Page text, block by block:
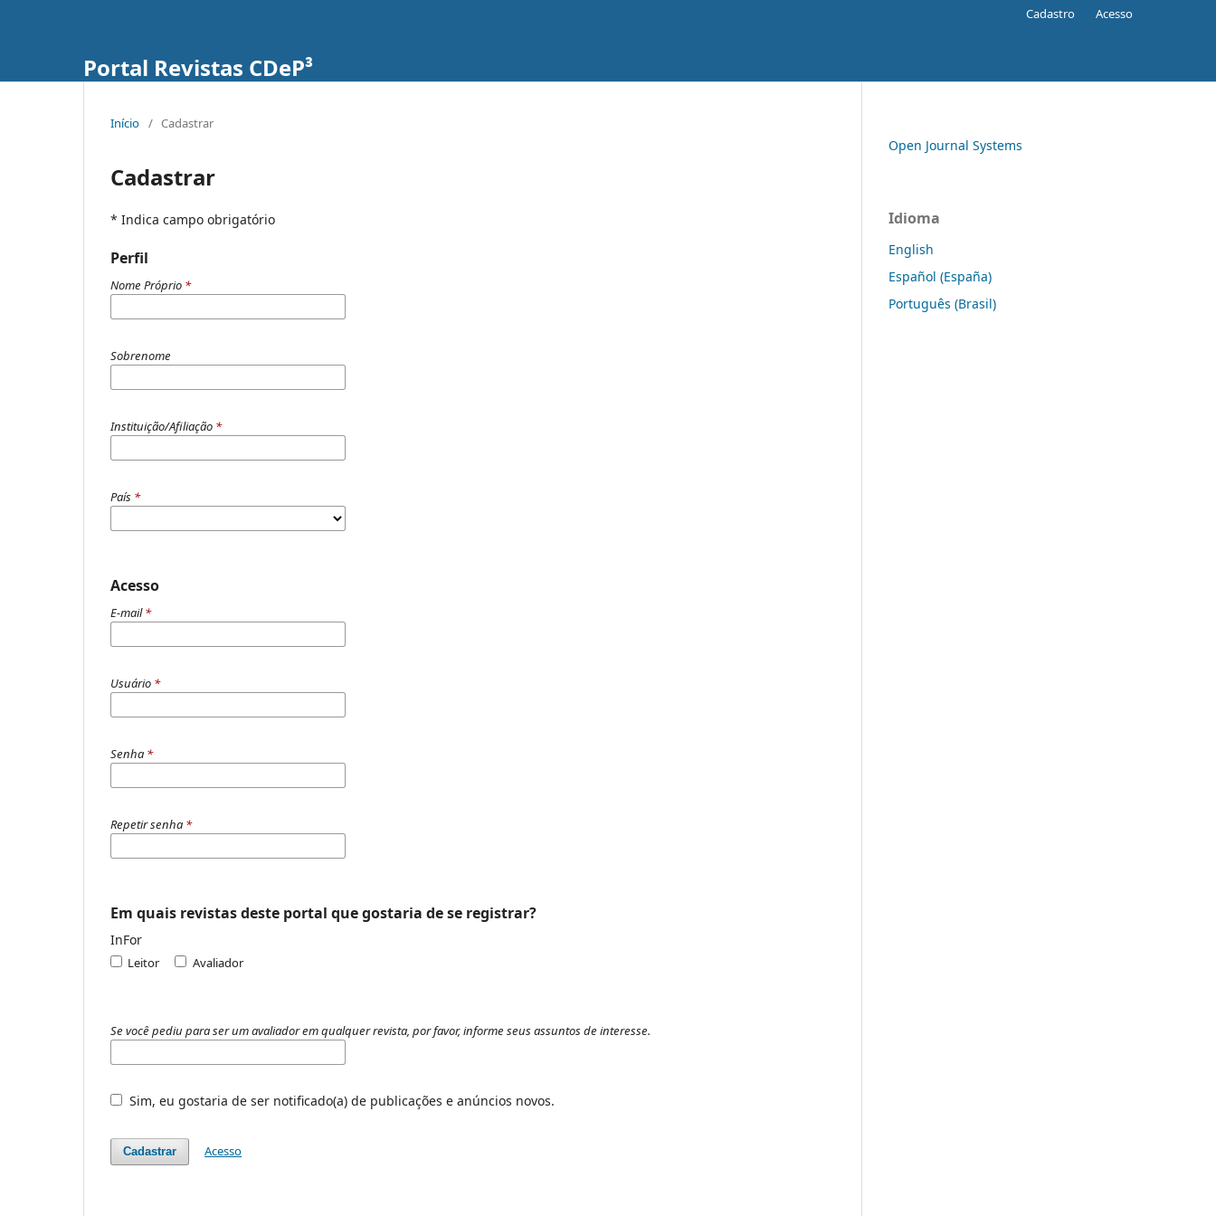
Portal Revistas CDeP³
Cadastro Acesso
Início / Cadastrar
Cadastrar
* Indica campo obrigatório
Perfil
Nome Próprio *
Sobrenome
Instituição/Afiliação *
País *
Acesso
E-mail*
Usuário *
Senha *
Repetir senha *
Em quais revistas deste portal que gostaria de se registrar?
InFor
Leitor Avaliador
Se você pediu para ser um avaliador em qualquer revista, por favor, informe seus assuntos de interesse.
Sim, eu gostaria de ser notificado(a) de publicações e anúncios novos.
Cadastrar Acesso
Open Journal Systems
Idioma
English
Español (España)
Português (Brasil)